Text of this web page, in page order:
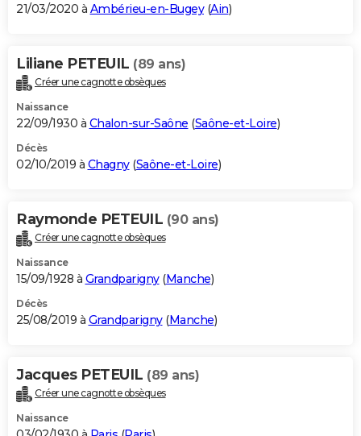
21/03/2020 à Ambérieu-en-Bugey(Ain)
Liliane PETEUIL (89 ans)
Créer une cagnotte obsèques
Naissance
22/09/1930 à Chalon-sur-Saône (Saône-et-Loire)
Décès
02/10/2019 à Chagny(Saône-et-Loire)
Raymonde PETEUIL (90 ans)
Créer une cagnotte obsèques
Naissance
15/09/1928 à Grandparigny(Manche)
Décès
25/08/2019 à Grandparigny(Manche)
Jacques PETEUIL (89 ans)
Créer une cagnotte obsèques
Naissance